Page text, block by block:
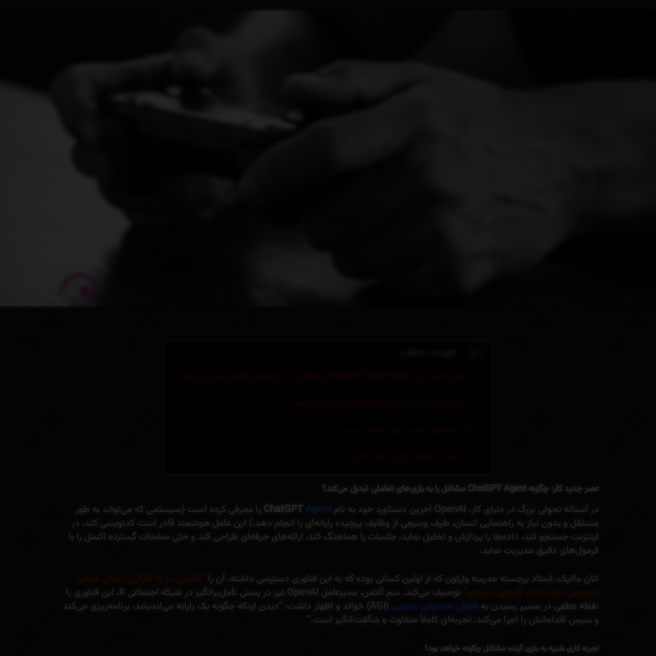
عصر جدید کار: چگونه ChatGPT Agent مشاغل را به بازی‌های تعاملی تبدیل می‌کند؟
در آستانه تحولی بزرگ در دنیای کار، OpenAI آخرین دستاورد خود به نام ChatGPTAgent
را معرفی کرده است (سیستمی که می‌تواند به طور
مستقل و بدون نیاز به راهنمایی انسان، طیف وسیعی از وظایف پیچیده رایانه‌ای را انجام دهد.) این عامل هوشمند قادر است کدنویسی کند، در
اینترنت جستجو کند، داده‌ها را پردازش و تحلیل نماید، جلسات را هماهنگ کند، ارائه‌های حرفه‌ای طراحی کند و حتی صفحات گسترده اکسل را با
فرمول‌های دقیق مدیریت نماید.
اتان مالیک، استاد برجسته مدرسه وارتون که از اولین کسانی بوده که به این فناوری دسترسی داشته، آن را
توصیف می‌کند. سم آلتمن، مدیرعامل OpenAI نیز در پستی تأمل‌برانگیز در شبکه اجتماعی X، این فناوری را
نقطه عطفی در مسیر رسیدن بههوش مصنوعی عمومی
(AGI) خواند و اظهار داشت: “دیدن اینکه چگونه یک رایانه می‌اندیشد، برنامه‌ریزی می‌کند
و سپس اقداماتش را اجرا می‌کند، تجربه‌ای کاملاً متفاوت و شگفت‌انگیز است.”
تجربه کاری شبیه به بازی: آینده مشاغل چگونه خواهد بود؟